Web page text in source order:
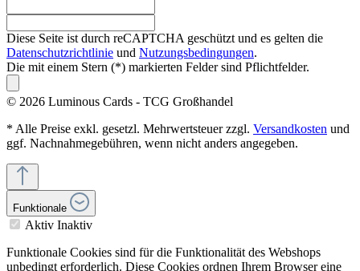
Diese Seite ist durch reCAPTCHA geschützt und es gelten die
Datenschutzrichtlinie und Nutzungsbedingungen.
Die mit einem Stern (*) markierten Felder sind Pflichtfelder.
© 2026 Luminous Cards - TCG Großhandel
* Alle Preise exkl. gesetzl. Mehrwertsteuer zzgl. Versandkosten und
ggf. Nachnahmegebühren, wenn nicht anders angegeben.
Funktionale
Aktiv Inaktiv
Funktionale Cookies sind für die Funktionalität des Webshops
unbedingt erforderlich. Diese Cookies ordnen Ihrem Browser eine